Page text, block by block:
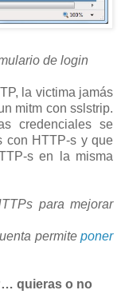
de login
la victima jamás
mitm con sslstrip.
credenciales se
con HTTP-s y que
s en la misma
para mejorar
permite poner
quieras o no